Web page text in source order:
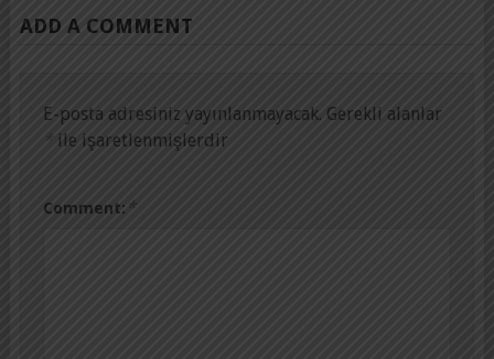
ADD A COMMENT
E-posta adresiniz yayınlanmayacak. Gerekli alanlar
* ile işaretlenmişlerdir
Comment: *